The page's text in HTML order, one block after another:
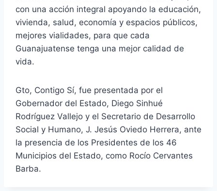
con una acción integral apoyando la educación,
vivienda, salud, economía y espacios públicos,
mejores vialidades, para que cada
Guanajuatense tenga una mejor calidad de
vida.
Gto, Contigo Sí, fue presentada por el
Gobernador del Estado, Diego Sinhué
Rodríguez Vallejo y el Secretario de Desarrollo
Social y Humano, J. Jesús Oviedo Herrera, ante
la presencia de los Presidentes de los 46
Municipios del Estado, como Rocío Cervantes
Barba.